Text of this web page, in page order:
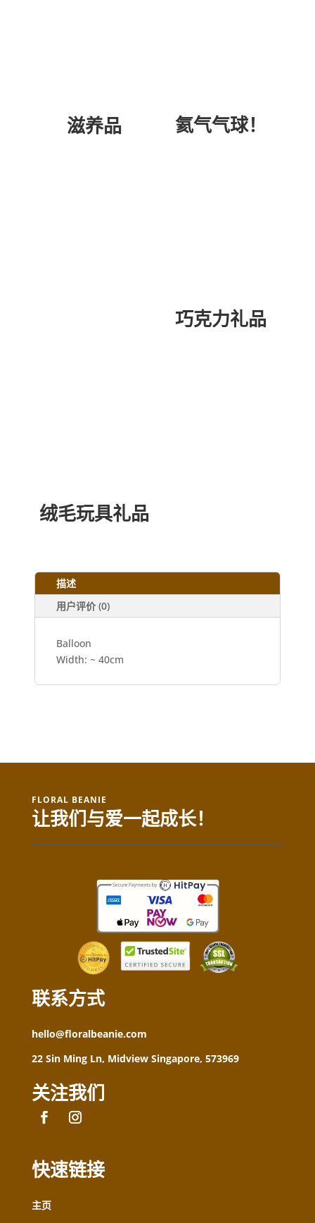
滋养品 氦气气球！
巧克力礼品
绒毛玩具礼品
描述
用户评价 (0)
Balloon
Width: ~ 40cm
FLORAL BEANIE
让我们与爱一起成长！
联系方式
hello@floralbeanie.com
22 Sin Ming Ln, Midview Singapore, 573969
关注我们
快速链接
主页